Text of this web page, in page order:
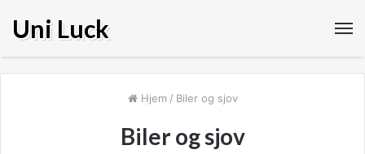
Uni Luck
Hjem / Biler og sjov
Biler og sjov